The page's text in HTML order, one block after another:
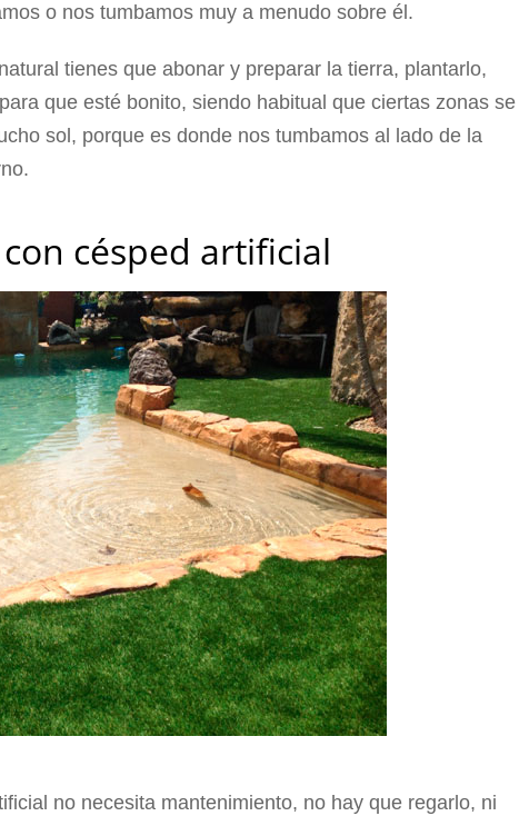
o nos tumbamos muy a menudo sobre él.
tienes que abonar y preparar la tierra, plantarlo,
que esté bonito, siendo habitual que ciertas zonas se
sol, porque es donde nos tumbamos al lado de la
césped artificial
no necesita mantenimiento, no hay que regarlo, ni